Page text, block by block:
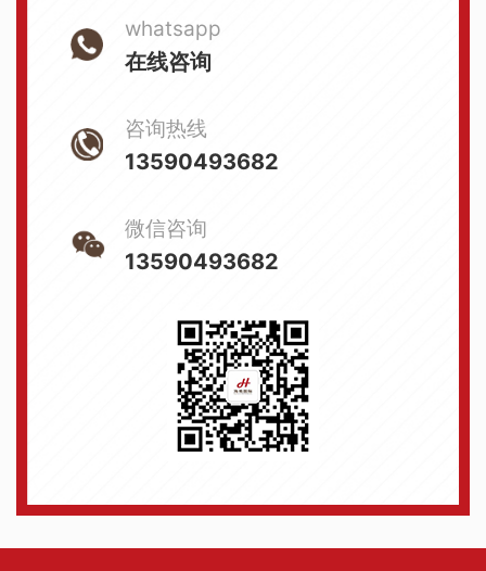
whatsapp
在线咨询
咨询热线
13590493682
微信咨询
13590493682